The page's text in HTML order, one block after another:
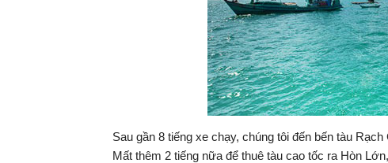
Sau gần 8 tiếng xe chạy, chúng tôi đến bến tàu
Mất thêm 2 tiếng nữa để thuê tàu cao tốc ra Hòn